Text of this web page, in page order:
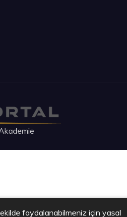
faydalanabilmeniz için yasal